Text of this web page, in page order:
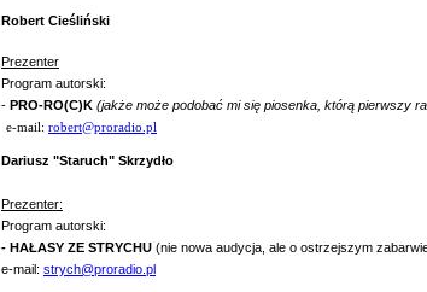
Robert Cieśliński
Prezenter
Program autorski:
- PRO-RO(C)K (jakże może podobać mi się piosenka, którą pierwszy
e-mail: robert@proradio.pl
Dariusz "Staruch" Skrzydło
Prezenter:
Program autorski:
- HAŁASY ZE STRYCHU (nie nowa audycja, ale o ostrzejszym
e-mail: strych@proradio.pl